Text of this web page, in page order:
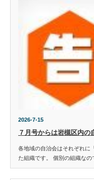
2026-7-15
７月号からは岩槻区内の
各地域の自治会はそれぞれに
た組織です。 個別の組織なの